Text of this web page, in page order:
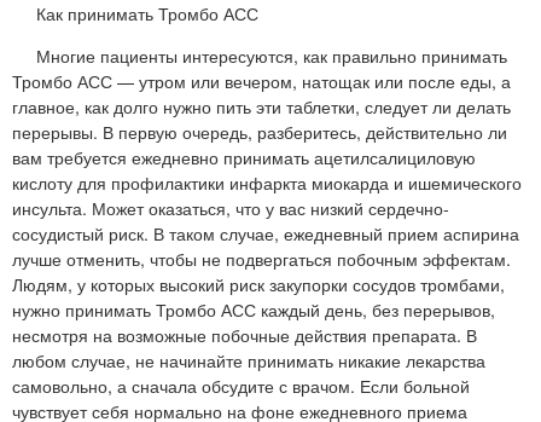
Как принимать Тромбо АСС
Многие пациенты интересуются, как правильно принимать
Тромбо АСС — утром или вечером, натощак или после еды, а
главное, как долго нужно пить эти таблетки, следует ли делать
перерывы. В первую очередь, разберитесь, действительно ли
вам требуется ежедневно принимать ацетилсалициловую
кислоту для профилактики инфаркта миокарда и ишемического
инсульта. Может оказаться, что у вас низкий сердечно-
сосудистый риск. В таком случае, ежедневный прием аспирина
лучше отменить, чтобы не подвергаться побочным эффектам.
Людям, у которых высокий риск закупорки сосудов тромбами,
нужно принимать Тромбо АСС каждый день, без перерывов,
несмотря на возможные побочные действия препарата. В
любом случае, не начинайте принимать никакие лекарства
самовольно, а сначала обсудите с врачом. Если больной
чувствует себя нормально на фоне ежедневного приема